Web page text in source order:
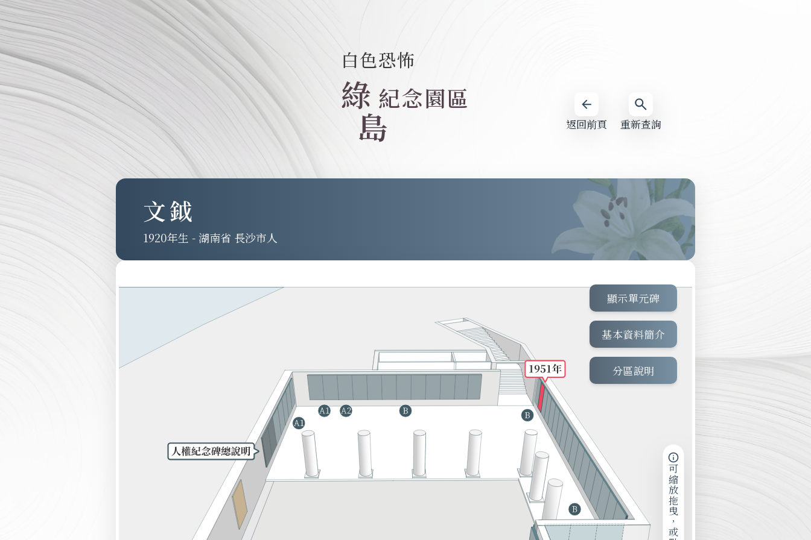
重新查詢
返回前頁
白色恐怖
綠
島
紀念園區
文鉞
1920 - 湖南省 長沙市人
顯示單元碑
基本資料簡介
分區說明
可縮放拖曳，或點擊